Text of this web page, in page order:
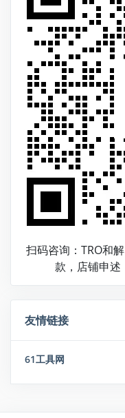
扫码咨询：TRO和
款，店铺申述
友情链接
61工具网